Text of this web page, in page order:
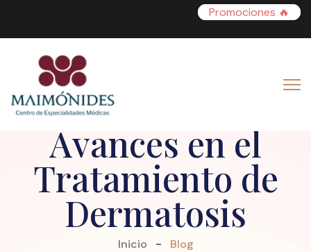
Promociones 🔥
Innovaciones y
Avances en el
Tratamiento de
Dermatosis
Inicio Blog